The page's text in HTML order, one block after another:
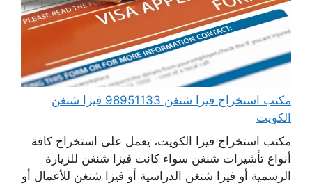
مكتب استخراج فيزا شنغن 98951133 فيزا شنغن
الكويت
مكتب استخراج فيزا الكويت، يعمل على استخراج كافة
أنواع تأشيرات شنغن سواء كانت فيزا شنغن للزيارة
الرسمية أو فيزا شنغن الدراسية أو فيزا شنغن للأعمال أو